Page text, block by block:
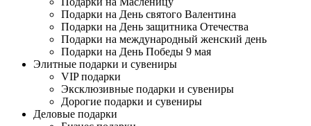
Подарки на День святого Валентина
Подарки на День защитника Отечества
Подарки на международный женский день
Подарки на День Победы 9 мая
Элитные подарки и сувениры
VIP подарки
Эксклюзивные подарки и сувениры
Дорогие подарки и сувениры
Деловые подарки